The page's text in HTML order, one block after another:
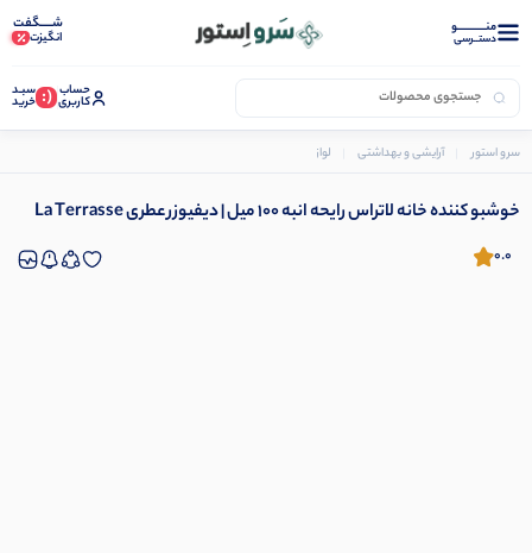
منــــــــــــو
دستــرسی
شـــــگفت
انگیزت
حساب
کاربری (: سبـد
خرید
سرو استور آرایشی و بهداشتی لوازم بهداشتی
خوشبو کننده خانه لاتراس رایحه انبه 100 میل | دیفیوزر عطری La Terrasse
0.0